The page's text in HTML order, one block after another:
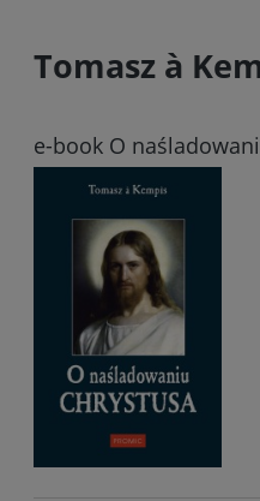
Tomasz à
e-book O